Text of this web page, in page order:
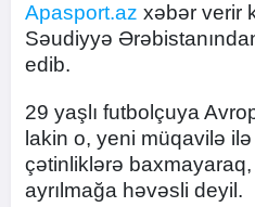
Apasport.az xəbər verir
Səudiyyə
edib.
29 yaşlı futbolçuya
lakin o, yeni müqavilə ilə
çətinliklərə baxmayaraq,
ayrılmağa həvəsli deyil.